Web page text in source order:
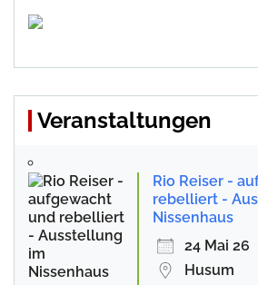
Veranstaltungen
Rio Reiser -
rebelliert -
Nissenhaus
24 Mai 26
Husum